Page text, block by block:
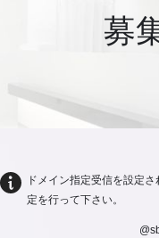
募
ドメイン指定受信を設定
定を行って下さい。